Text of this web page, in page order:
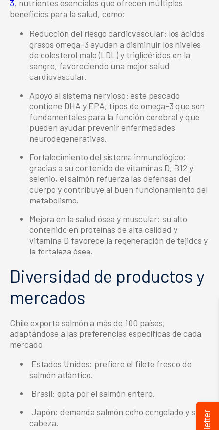
3, nutrientes esenciales que ofrecen múltiples
beneficios para la salud, como:
Reducción del riesgo cardiovascular: los ácidos
grasos omega-3 ayudan a disminuir los niveles
de colesterol malo (LDL) y triglicéridos en la
sangre, favoreciendo una mejor salud
cardiovascular.
Apoyo al sistema nervioso: este pescado
contiene DHA y EPA, tipos de omega-3 que son
fundamentales para la función cerebral y que
pueden ayudar prevenir enfermedades
neurodegenerativas.
Fortalecimiento del sistema inmunológico:
gracias a su contenido de vitaminas D, B12 y
selenio, el salmón refuerza las defensas del
cuerpo y contribuye al buen funcionamiento del
metabolismo.
Mejora en la salud ósea y muscular: su alto
contenido en proteínas de alta calidad y
vitamina D favorece la regeneración de tejidos y
la fortaleza ósea.
Diversidad de productos y
mercados
Chile exporta salmón a más de 100 países,
adaptándose a las preferencias específicas de cada
mercado:
Estados Unidos: prefiere el filete fresco de
salmón atlántico.
Brasil: opta por el salmón entero.
Japón: demanda salmón coho congelado y sin
cabeza.